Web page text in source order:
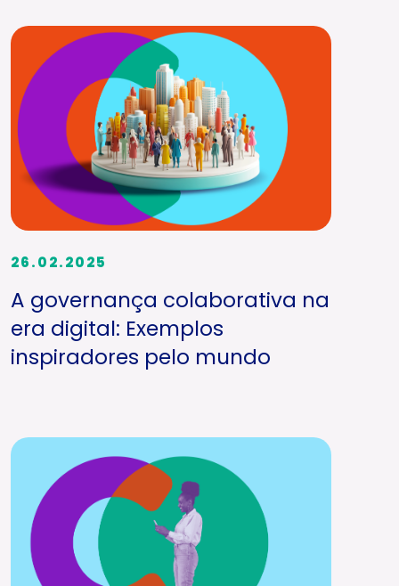
26.02.2025
A governança colaborativa na
era digital: Exemplos
inspiradores pelo mundo